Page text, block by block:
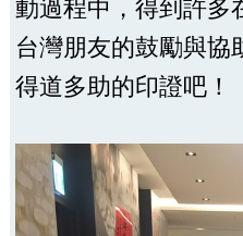
台灣朋友的鼓勵與協
得道多助的印證吧！